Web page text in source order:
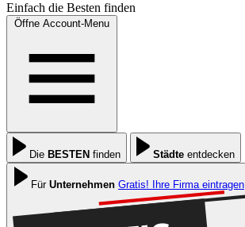
Einfach die Besten finden
Öffne Account-Menu
Die BESTEN finden Städte entdecken
Für Unternehmen Gratis! Ihre Firma eintragen